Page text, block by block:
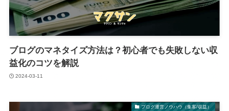
ブログのマネタイズ方法は？初心者でも失敗しない収
益化のコツを解説
2024-03-11
ブログ運営ノウハウ（集客/収益）